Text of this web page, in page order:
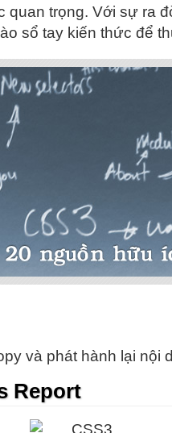
quan trọng. Với sự ra
sổ tay kiến thức để
và phát hành lại nội
Report